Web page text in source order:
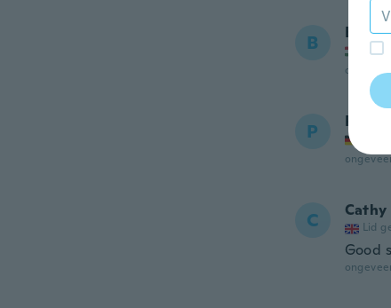
B Lid
P Petra
C Cathy
Lid
Good